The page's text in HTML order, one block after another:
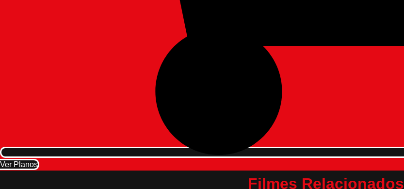
Ver Planos
Filmes Relacionados